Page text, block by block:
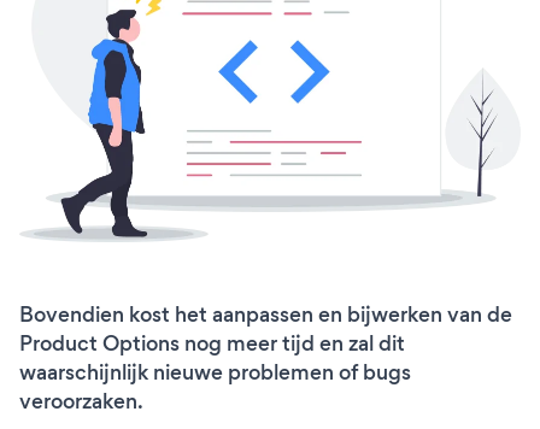
Bovendien kost het aanpassen en bijwerken van de
Product Options nog meer tijd en zal dit
waarschijnlijk nieuwe problemen of bugs
veroorzaken.